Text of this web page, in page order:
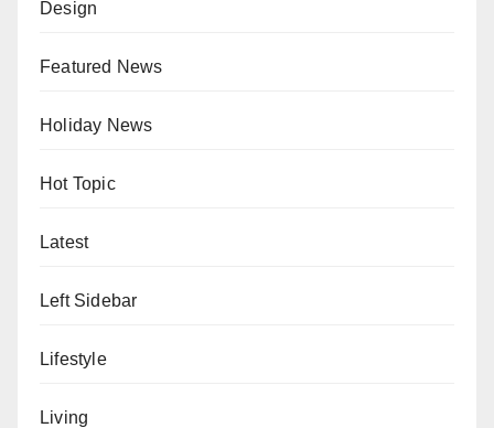
Design
Featured News
Holiday News
Hot Topic
Latest
Left Sidebar
Lifestyle
Living